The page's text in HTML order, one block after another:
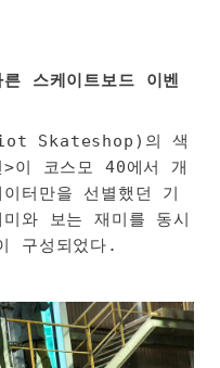
스케이트보드 이벤
Skateshop)의 색
이 코스모 40에서 개
터만을 선별했던 기
와 보는 재미를 동시
구성되었다.